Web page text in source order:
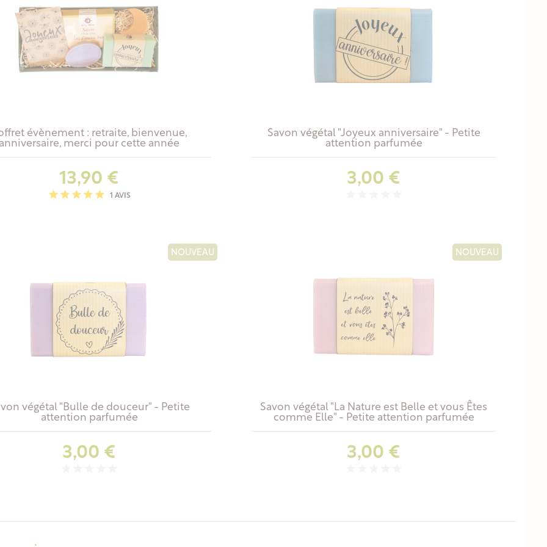
évènement : retraite, bienvenue,
merci pour cette année
Prix
13,90 €
1 AVIS
Savon végétal "Joyeux anniversaire" - Petite
attention parfumée
Prix
3,00 €
NOUVEAU
végétal "Bulle de douceur" - Petite
attention parfumée
Prix
3,00 €
NOUVEAU
Savon végétal "La Nature est Belle et vous Êtes
comme Elle" - Petite attention parfumée
Prix
3,00 €